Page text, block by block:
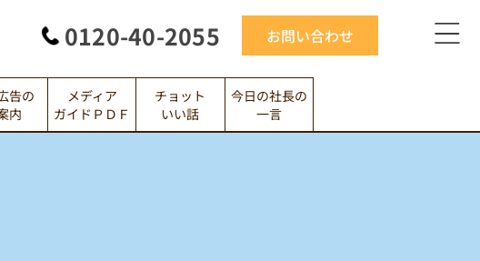
0120-40-2055 お問い合わせ
告の
内
メディア
ガイドＰＤＦ
チョット
いい話
今日の社長の
一言